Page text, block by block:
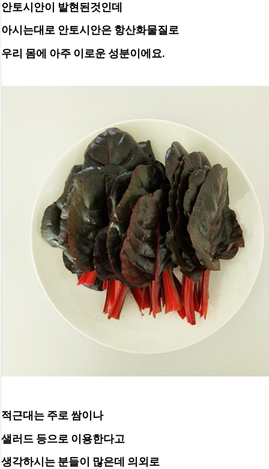
안토시안이 발현된것인데
아시는대로 안토시안은 항산화물질로
우리 몸에 아주 이로운 성분이에요.
적근대는 주로 쌈이나
샐러드 등으로 이용한다고
생각하시는 분들이 많은데 의외로